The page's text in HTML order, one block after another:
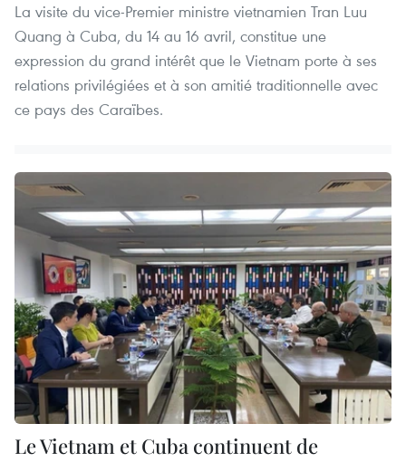
La visite du vice-Premier ministre vietnamien Tran Luu
Quang à Cuba, du 14 au 16 avril, constitue une
expression du grand intérêt que le Vietnam porte à ses
relations privilégiées et à son amitié traditionnelle avec
ce pays des Caraïbes.
Le Vietnam et Cuba continuent de